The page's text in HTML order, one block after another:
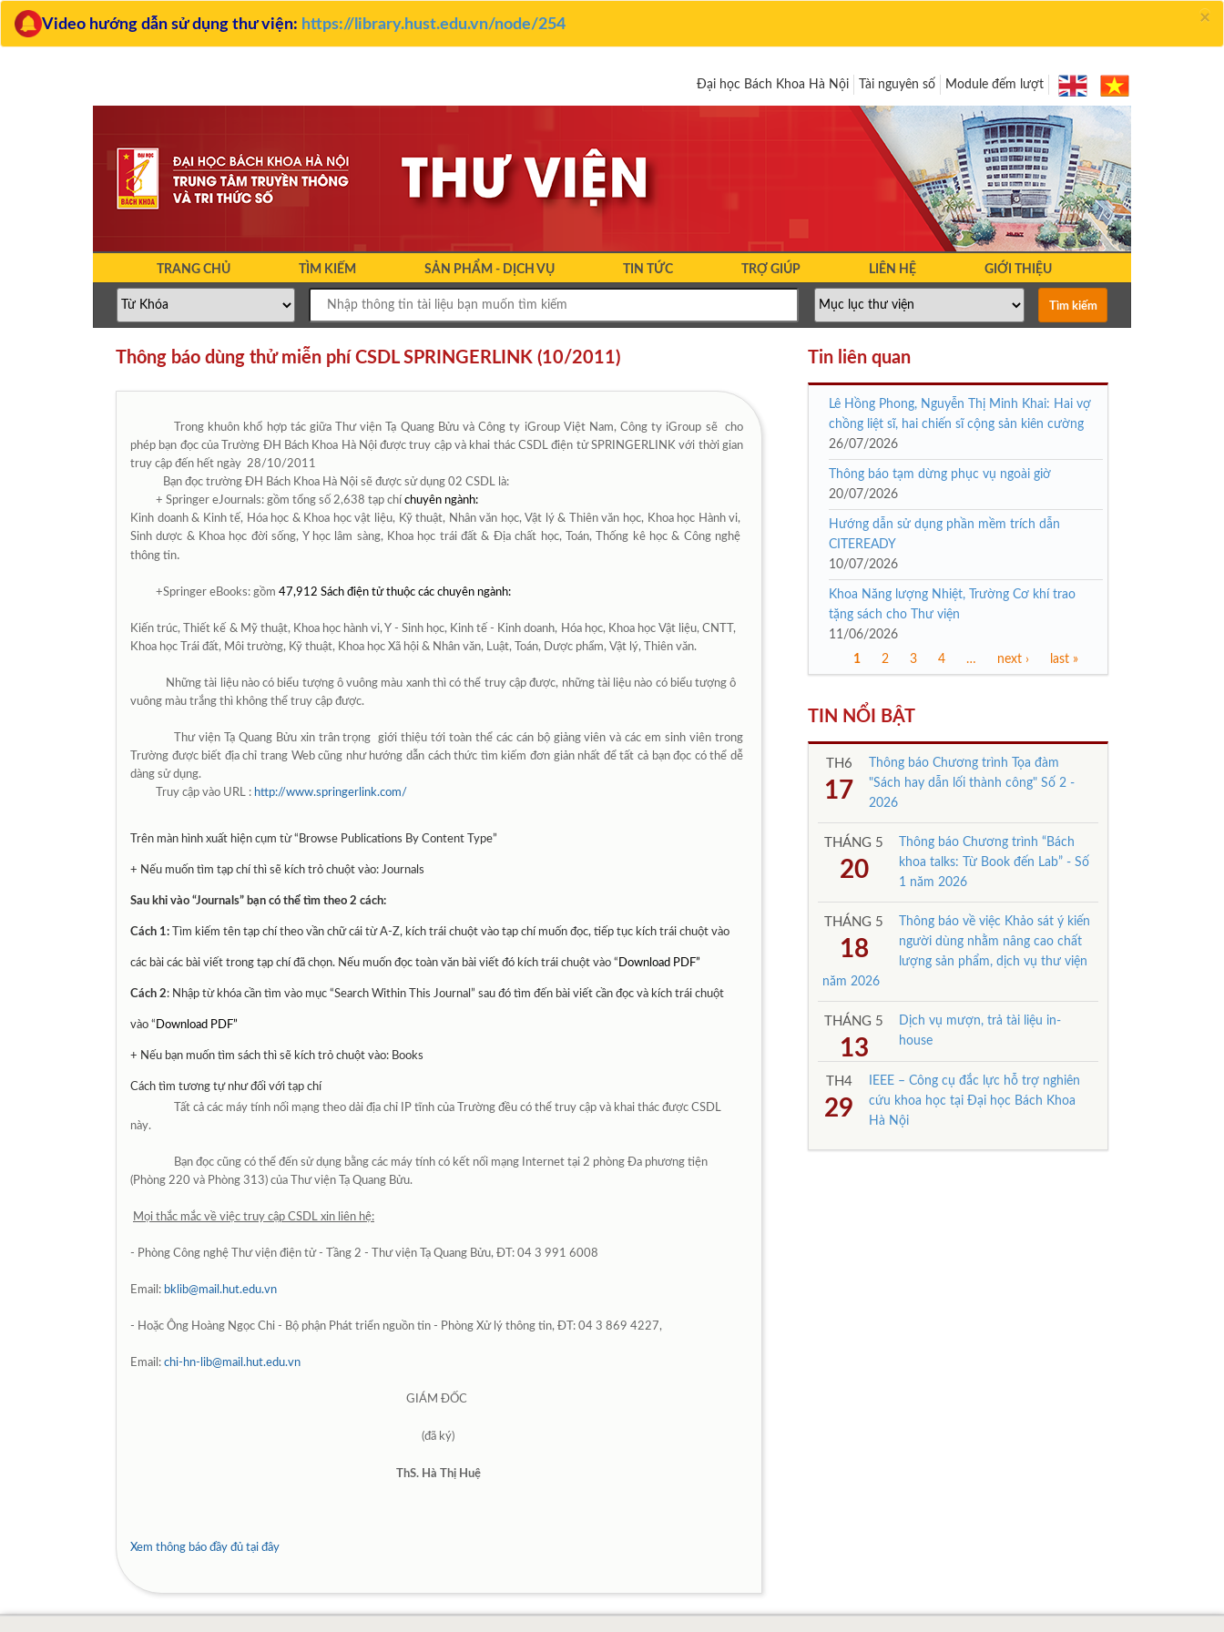
×
Video hướng dẫn sử dụng thư viện: https://library.hust.edu.vn/node/254
Module đếm lượt
Tài nguyên số
Đại học Bách Khoa Hà Nội
TRANG CHỦ TÌM KIẾM SẢN PHẨM - DỊCH VỤ TIN TỨC TRỢ GIÚP LIÊN HỆ GIỚI THIỆU
Thông báo dùng thử miễn phí CSDL SPRINGERLINK (10/2011)
Trong khuôn khổ hợp tác giữa Thư viện Tạ Quang Bửu và Công ty iGroup Việt Nam, Công ty iGroup sẽ cho
phép bạn đọc của Trường ĐH Bách Khoa Hà Nội được truy cập và khai thác CSDL điện tử SPRINGERLINK với thời gian
truy cập đến hết ngày 28/10/2011
Bạn đọc trường ĐH Bách Khoa Hà Nội sẽ được sử dụng 02 CSDL là:
+ Springer eJournals: gồm tổng số 2,638 tạp chíchuyên ngành:
Kinh doanh & Kinh tế, Hóa học & Khoa học vật liệu, Kỹ thuật, Nhân văn học, Vật lý & Thiên văn học, Khoa học Hành vi,
Sinh dược & Khoa học đời sống, Y học lâm sàng, Khoa học trái đất & Địa chất học, Toán, Thống kê học & Công nghệ
thông tin.
+Springer eBooks: gồm 47,912 Sách điện tử thuộc các chuyên ngành:
Kiến trúc, Thiết kế & Mỹ thuật, Khoa học hành vi, Y - Sinh học, Kinh tế - Kinh doanh, Hóa học, Khoa học Vật liệu, CNTT,
Khoa học Trái đất, Môi trường, Kỹ thuật, Khoa học Xã hội & Nhân văn, Luật, Toán, Dược phẩm, Vật lý, Thiên văn.
Những tài liệu nào có biểu tượng ô vuông màu xanh thì có thể truy cập được, những tài liệu nào có biểu tượng ô
vuông màu trắng thì không thể truy cập được.
Thư viện Tạ Quang Bửu xin trân trọng giới thiệu tới toàn thể các cán bộ giảng viên và các em sinh viên trong
Trường được biết địa chỉ trang Web cũng như hướng dẫn cách thức tìm kiếm đơn giản nhất để tất cả bạn đọc có thể dễ
dàng sử dụng.
Truy cập vào URL : http://www.springerlink.com/
Trên màn hình xuất hiện cụm từ “ Browse Publications By Content Type”
+ Nếu muốn tìm tạp chí thì sẽ kích trỏ chuột vào: Journals
Sau khi vào “Journals” bạn có thể tìm theo 2 cách:
Cách 1: Tìm kiếm tên tạp chí theo vần chữ cái từ A-Z, kích trái chuột vào tạp chí muốn đọc, tiếp tục kích trái chuột vào
các bài các bài viết trong tạp chí đã chọn. Nếu muốn đọc toàn văn bài viết đó kích trái chuột vào “ Download PDF”
Cách 2: Nhập từ khóa cần tìm vào mục “Search Within This Journal” sau đó tìm đến bài viết cần đọc và kích trái chuột
vào “ Download PDF”
+ Nếu bạn muốn tìm sách thì sẽ kích trỏ chuột vào: Books
Cách tìm tương tự như đối với tạp chí
Tất cả các máy tính nối mạng theo dải địa chỉ IP tĩnh của Trường đều có thể truy cập và khai thác được CSDL
này.
Bạn đọc cũng có thể đến sử dụng bằng các máy tính có kết nối mạng Internet tại 2 phòng Đa phương tiện
(Phòng 220 và Phòng 313) của Thư viện Tạ Quang Bửu.
Mọi thắc mắc về việc truy cập CSDL xin liên hệ:
- Phòng Công nghệ Thư viện điện tử - Tầng 2 - Thư viện Tạ Quang Bửu, ĐT: 04 3 991 6008
Email: bklib@mail.hut.edu.vn
- Hoặc Ông Hoàng Ngọc Chi - Bộ phận Phát triển nguồn tin - Phòng Xử lý thông tin, ĐT: 04 3 869 4227,
Email: chi-hn-lib@mail.hut.edu.vn
GIÁM ĐỐC
(đã ký)
ThS. Hà Thị Huệ
Xem thông báo đầy đủ tại đây
Tin liên quan
Lê Hồng Phong, Nguyễn Thị Minh Khai: Hai vợ
chồng liệt sĩ, hai chiến sĩ cộng sản kiên cường
26/07/2026
Thông báo tạm dừng phục vụ ngoài giờ
20/07/2026
Hướng dẫn sử dụng phần mềm trích dẫn
CITEREADY
10/07/2026
Khoa Năng lượng Nhiệt, Trường Cơ khí trao
tặng sách cho Thư viện
11/06/2026
1 2 3 4 … next › last »
TIN NỔI BẬT
TH6
17
Thông báo Chương trình Tọa đàm
"Sách hay dẫn lối thành công" Số 2 -
2026
THÁNG 5
20
Thông báo Chương trình “Bách
khoa talks: Từ Book đến Lab” - Số
1 năm 2026
THÁNG 5
18
Thông báo về việc Khảo sát ý kiến
người dùng nhằm nâng cao chất
lượng sản phẩm, dịch vụ thư viện
năm 2026
THÁNG 5
13
Dịch vụ mượn, trả tài liệu in-
house
TH4
29
IEEE – Công cụ đắc lực hỗ trợ nghiên
cứu khoa học tại Đại học Bách Khoa
Hà Nội